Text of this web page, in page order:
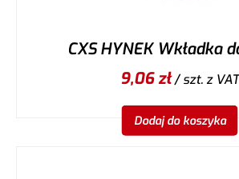
CXS HYNEK Wkładka
9,06zł/ szt.z VAT
Dodaj do koszyka